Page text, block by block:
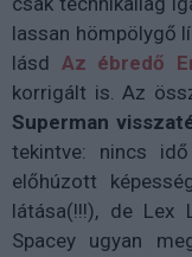
lassan hömpölygő
lásd Az ébredő
korrigált is. Az
Superman
tekintve: nincs
előhúzott
látása(!!!), de Lex
Spacey ugyan